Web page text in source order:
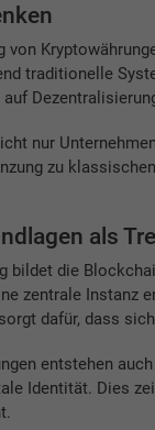
von
traditionelle
nur
zu
als
bildet die
zentrale Instanz
dafür, dass
entstehen
Identität. Dies